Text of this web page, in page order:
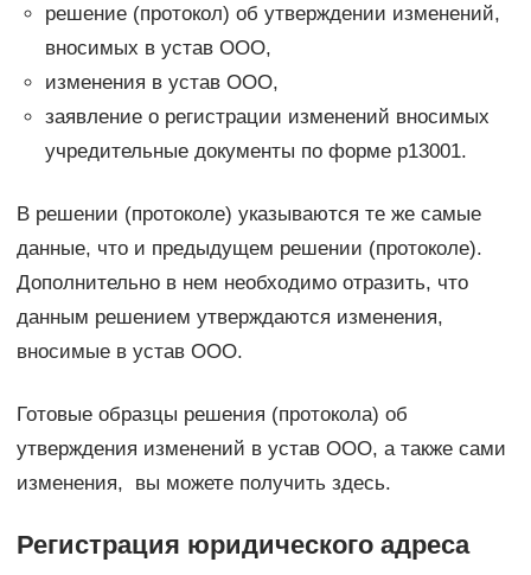
решение (протокол) об утверждении изменений,
вносимых в устав ООО,
изменения в устав ООО,
заявление о регистрации изменений вносимых
учредительные документы по форме р13001.
В решении (протоколе) указываются те же самые
данные, что и предыдущем решении (протоколе).
Дополнительно в нем необходимо отразить, что
данным решением утверждаются изменения,
вносимые в устав ООО.
Готовые образцы решения (протокола) об
утверждения изменений в устав ООО, а также сами
изменения, вы можете получить здесь.
Регистрация юридического адреса